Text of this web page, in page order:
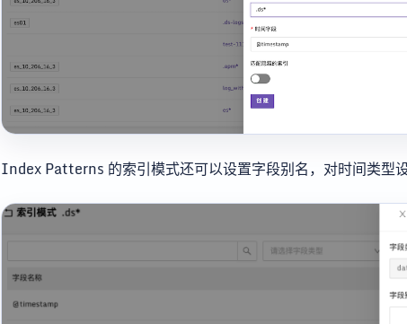
Index Patterns 的索引模式还可以设置字段别名，对时间类型设